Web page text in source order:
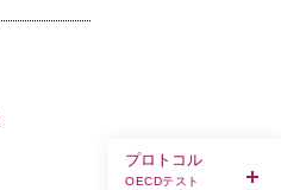
プロトコル
OECDテスト